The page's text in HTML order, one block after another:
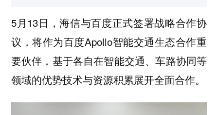
5月13日，海信与百度正式签署战略合作协
议，将作为百度Apollo智能交通生态合作重
要伙伴，基于各自在智能交通、车路协同等
领域的优势技术与资源积累展开全面合作。